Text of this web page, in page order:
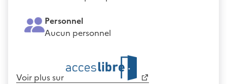
Personnel
Aucun personnel
Voir plus sur